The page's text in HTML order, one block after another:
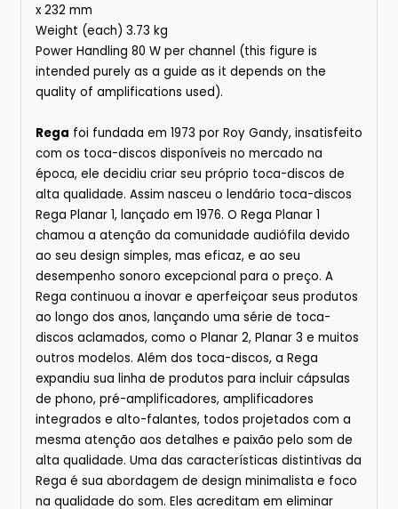
x 232 mm
Weight (each) 3.73 kg
Power Handling 80 W per channel (this figure is
intended purely as a guide as it depends on the
quality of amplifications used).
Rega foi fundada em 1973 por Roy Gandy, insatisfeito
com os toca-discos disponíveis no mercado na
época, ele decidiu criar seu próprio toca-discos de
alta qualidade. Assim nasceu o lendário toca-discos
Rega Planar 1, lançado em 1976. O Rega Planar 1
chamou a atenção da comunidade audiófila devido
ao seu design simples, mas eficaz, e ao seu
desempenho sonoro excepcional para o preço. A
Rega continuou a inovar e aperfeiçoar seus produtos
ao longo dos anos, lançando uma série de toca-
discos aclamados, como o Planar 2, Planar 3 e muitos
outros modelos. Além dos toca-discos, a Rega
expandiu sua linha de produtos para incluir cápsulas
de phono, pré-amplificadores, amplificadores
integrados e alto-falantes, todos projetados com a
mesma atenção aos detalhes e paixão pelo som de
alta qualidade. Uma das características distintivas da
Rega é sua abordagem de design minimalista e foco
na qualidade do som. Eles acreditam em eliminar